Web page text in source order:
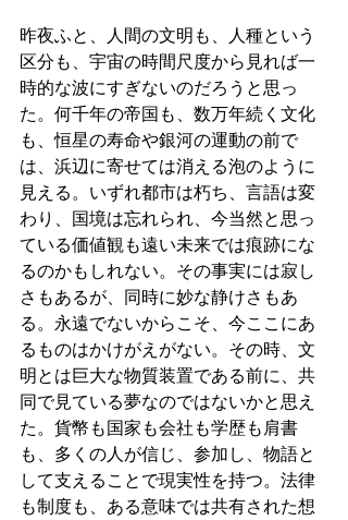
昨夜ふと、人間の文明も、人種という
区分も、宇宙の時間尺度から見れば一
時的な波にすぎないのだろうと思っ
た。何千年の帝国も、数万年続く文化
も、恒星の寿命や銀河の運動の前で
は、浜辺に寄せては消える泡のように
見える。いずれ都市は朽ち、言語は変
わり、国境は忘れられ、今当然と思っ
ている価値観も遠い未来では痕跡にな
るのかもしれない。その事実には寂し
さもあるが、同時に妙な静けさもあ
る。永遠でないからこそ、今ここにあ
るものはかけがえがない。その時、文
明とは巨大な物質装置である前に、共
同で見ている夢なのではないかと思え
た。貨幣も国家も会社も学歴も肩書
も、多くの人が信じ、参加し、物語と
して支えることで現実性を持つ。法律
も制度も、ある意味では共有された想